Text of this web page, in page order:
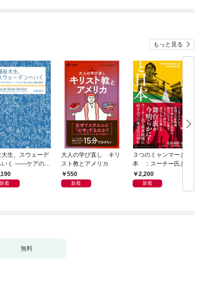
もっと見る
大生、スウェーデ
いく ――ケアのそ
へ――15人が見た
主義の景色――
新着
大人の学び直し キリ
スト教とアメリカ
550
新着
３つのミャンマーと日
本 ：スーチー氏と軍
事政権に向き合った外
交官の50年
2,200
新着
無料